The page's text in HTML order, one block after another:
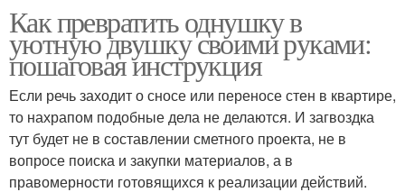
Как превратить однушку в
уютную двушку своими руками:
пошаговая инструкция
Если речь заходит о сносе или переносе стен в квартире,
то нахрапом подобные дела не делаются. И загвоздка
тут будет не в составлении сметного проекта, не в
вопросе поиска и закупки материалов, а в
правомерности готовящихся к реализации действий.